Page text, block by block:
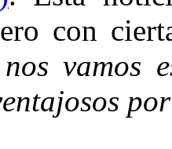
con
vamos